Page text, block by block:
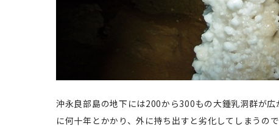
沖永良部島の地下には200から300もの大鍾乳洞群が
に何十年とかかり、外に持ち出すと劣化してしまうの